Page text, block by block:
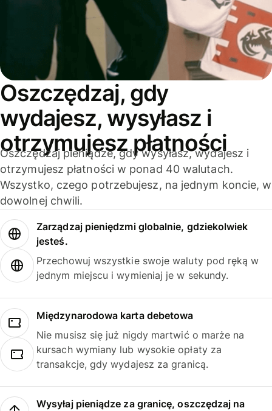
Oszczędzaj, gdy
wydajesz, wysyłasz i
otrzymujesz płatności
Oszczędzaj pieniądze, gdy wysyłasz, wydajesz i
otrzymujesz płatności w ponad 40 walutach.
Wszystko, czego potrzebujesz, na jednym koncie, w
dowolnej chwili.
Zarządzaj pieniędzmi globalnie, gdziekolwiek
jesteś.
Przechowuj wszystkie swoje waluty pod ręką w
jednym miejscu i wymieniaj je w sekundy.
Międzynarodowa karta debetowa
Nie musisz się już nigdy martwić o marże na
kursach wymiany lub wysokie opłaty za
transakcje, gdy wydajesz za granicą.
Wysyłaj pieniądze za granicę, oszczędzaj na